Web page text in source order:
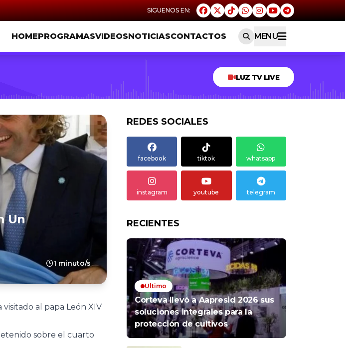
HOMEPROGRAMASVIDEOSNOTICIASCONTACTOS MENU
LUZ TV LIVE
Un
1 minuto/s
al papa León XIV
sobre el cuarto
REDES SOCIALES
facebook tiktok whatsapp
instagram youtube telegram
RECIENTES
Ultimo
Corteva llevó a Aapresid 2026 sus
soluciones integrales para la
protección de cultivos